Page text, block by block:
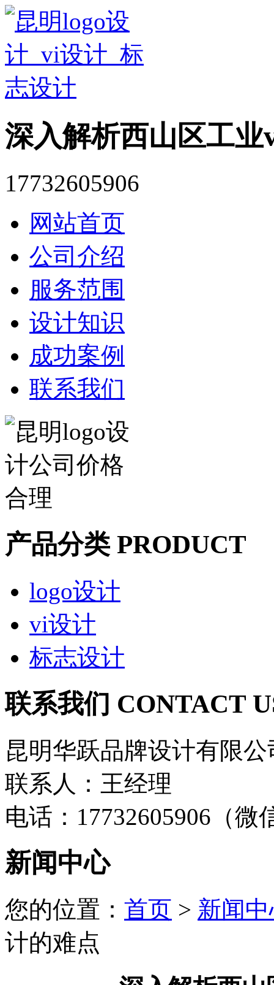
深入解析西山区工
17732605906
网站首页
公司介绍
服务范围
设计知识
成功案例
联系我们
产品分类 PRODUCT
logo设计
vi设计
标志设计
联系我们 CONTACT
昆明华跃品牌设计有限公
联系人：王经理
电话：17732605906（微
新闻中心
您的位置： 首页 > 新闻
计的难点